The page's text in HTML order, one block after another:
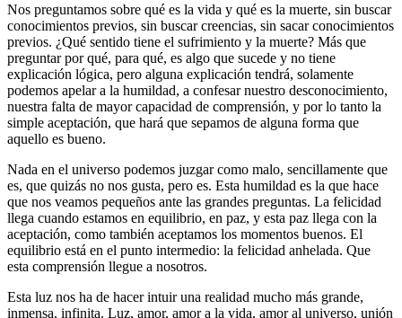
Nos preguntamos sobre qué es la vida y qué es la muerte, sin buscar
conocimientos previos, sin buscar creencias, sin sacar conocimientos
previos. ¿Qué sentido tiene el sufrimiento y la muerte? Más que
preguntar por qué, para qué, es algo que sucede y no tiene
explicación lógica, pero alguna explicación tendrá, solamente
podemos apelar a la humildad, a confesar nuestro desconocimiento,
nuestra falta de mayor capacidad de comprensión, y por lo tanto la
simple aceptación, que hará que sepamos de alguna forma que
aquello es bueno.
Nada en el universo podemos juzgar como malo, sencillamente que
es, que quizás no nos gusta, pero es. Esta humildad es la que hace
que nos veamos pequeños ante las grandes preguntas. La felicidad
llega cuando estamos en equilibrio, en paz, y esta paz llega con la
aceptación, como también aceptamos los momentos buenos. El
equilibrio está en el punto intermedio: la felicidad anhelada. Que
esta comprensión llegue a nosotros.
Esta luz nos ha de hacer intuir una realidad mucho más grande,
inmensa, infinita. Luz, amor, amor a la vida, amor al universo, unión